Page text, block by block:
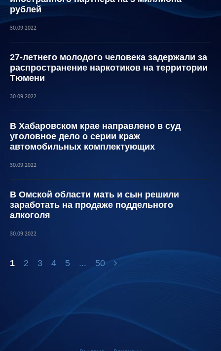
рублей
30.09.2022
27-летнего молодого человека задержали за
распространение наркотиков на территории
Тюмени
30.09.2022
В Хабаровском крае направлено в суд
уголовное дело о серии краж
автомобильных комплектующих
30.09.2022
В Омской области мать и сын решили
заработать на продаже поддельного
алкоголя
30.09.2022
1 2 3 4 5 ... 50